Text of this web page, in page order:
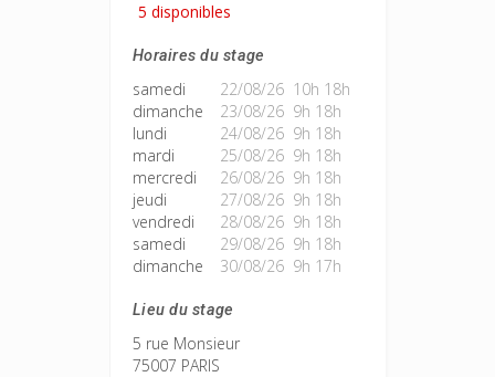
5 disponibles
Horaires du stage
samedi
22/08/26 10h 18h
dimanche
23/08/26 9h 18h
lundi
24/08/26 9h 18h
mardi
25/08/26 9h 18h
mercredi
26/08/26 9h 18h
jeudi
27/08/26 9h 18h
vendredi
28/08/26 9h 18h
samedi
29/08/26 9h 18h
dimanche
30/08/26 9h 17h
Lieu du stage
5 rue Monsieur
75007 PARIS